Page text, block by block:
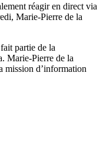
réagir en direct via
Marie-Pierre de la
partie de la
Marie-Pierre de la
mission d’information